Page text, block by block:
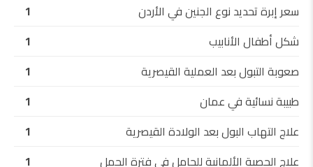
سعر إبرة تحديد نوع الجنين في الأردن
1
شكل أطفال الأنابيب
1
صعوبة التبول بعد العملية القيصرية
1
طبيبة نسائية في عمان
1
علاج التهاب البول بعد الولادة القيصرية
1
علاج الحصبة الألمانية للحامل في فترة الحمل
1